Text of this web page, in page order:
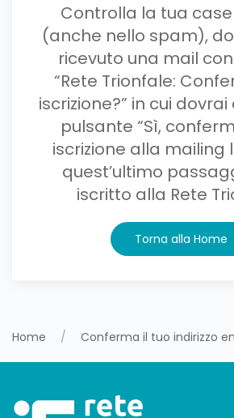
Controlla la tua
(anche nello spam),
ricevuto una mail
“Rete Trionfale:
iscrizione?” in cui
pulsante “Sì,
iscrizione alla mailing
quest’ultimo
iscritto alla Rete
Torna alla Home
Home Conferma il tuo indirizzo